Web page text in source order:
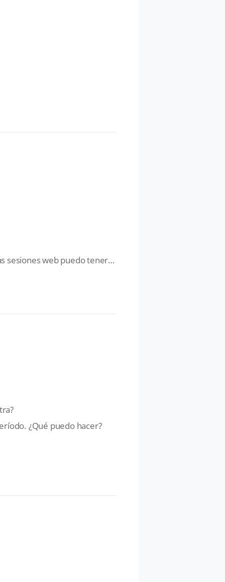
¿Con cuántos dispositivos puedo acceder al mismo tiempo con mi suscripción? ¿Cuántas sesiones web puedo tener abiertas de manera simultánea?
¿Qué puedo hacer?